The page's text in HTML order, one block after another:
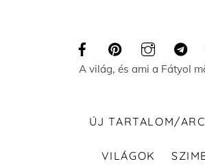
A világ, és ami a Fátyol
ÚJ TARTALOM/
VILÁGOK